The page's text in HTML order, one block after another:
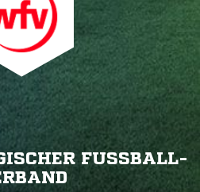
FUSSBALL-V